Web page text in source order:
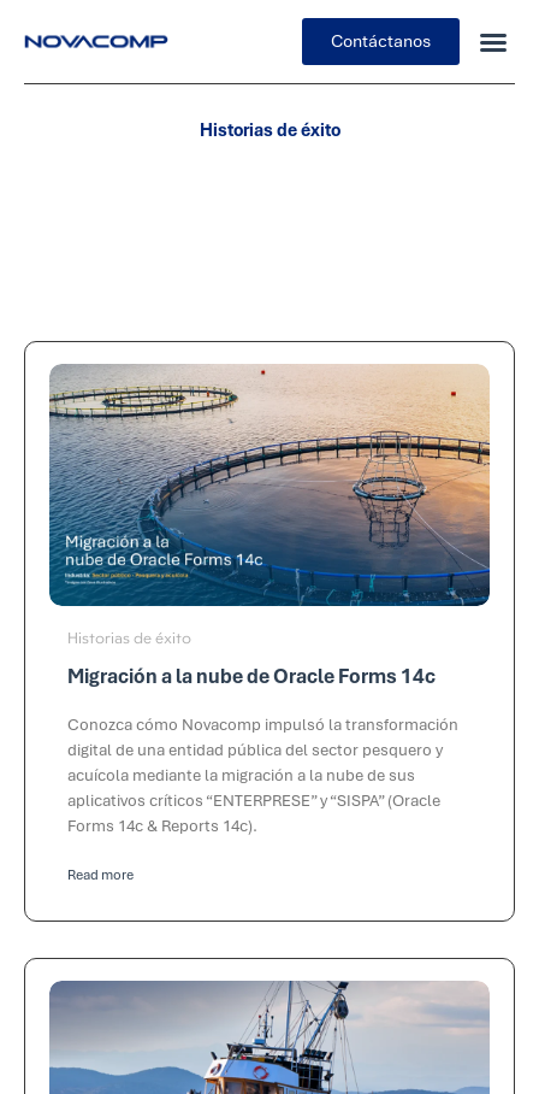
Contáctanos
Historias de éxito
Historias de éxito
Migración a la nube de Oracle Forms 14c
Conozca cómo Novacomp impulsó la transformación
digital de una entidad pública del sector pesquero y
acuícola mediante la migración a la nube de sus
aplicativos críticos “ENTERPRESE” y “SISPA” (Oracle
Forms 14c & Reports 14c).
Read more